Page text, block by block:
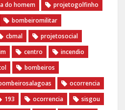
do homem
‪projetogolfinho‬
‎bombeiromilitar‬
‎cbmal‬
‎projetosocial‬‪
centro
incendio
bombeiros
ocorrencia
193 ocorrencia
sisgou